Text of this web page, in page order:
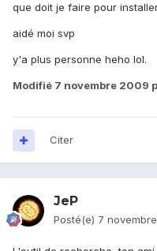
que doit je faire pour
aidé moi svp
y'a plus personne heho lol.
Modifié 7 novembre 2009
Citer
JeP
Posté(e) 7